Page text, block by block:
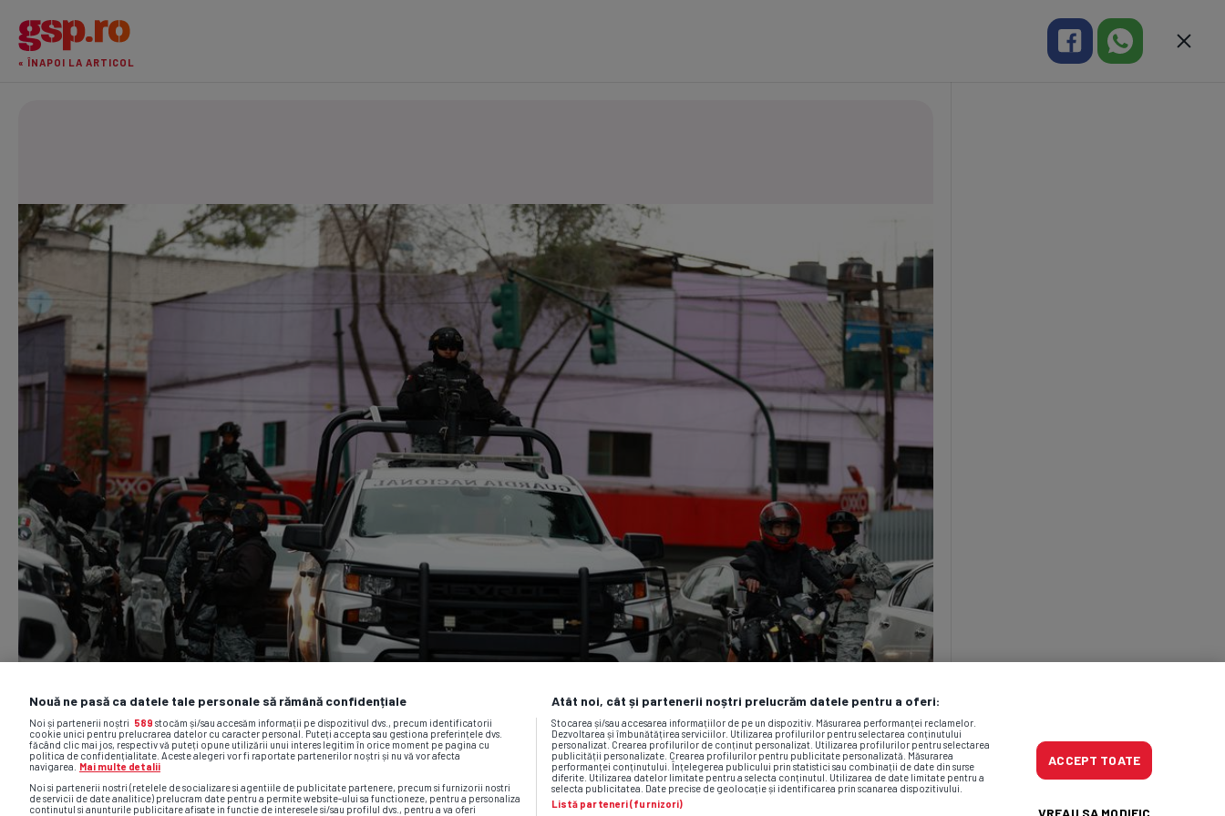
« ÎNAPOI LA ARTICOL
Nouă ne pasă ca datele tale personale să rămână confidențiale
Noi și partenerii noștri 589 stocăm și/sau accesăm informații pe dispozitivul dvs., precum identificatorii
cookie unici pentru prelucrarea datelor cu caracter personal. Puteți accepta sau gestiona preferințele dvs.
făcând clic mai jos, respectiv vă puteți opune utilizării unui interes legitim în orice moment pe pagina cu
politica de confidențialitate. Aceste alegeri vor fi raportate partenerilor noștri și nu vă vor afecta
navigarea.
Mai multe detalii
Noi si partenerii nostri (retelele de socializare si agentiile de publicitate partenere, precum si furnizorii nostri
de servicii de date analitice) prelucram date pentru a permite website-ului sa functioneze, pentru a personaliza
continutul si anunturile publicitare afisate in functie de interesele si/sau profilul dvs., pentru a va oferi
Atât noi, cât și partenerii noștri prelucrăm datele pentru a oferi:
Stocarea și/sau accesarea informațiilor de pe un dispozitiv. Măsurarea performanței reclamelor.
Dezvoltarea și îmbunătățirea serviciilor. Utilizarea profilurilor pentru selectarea conținutului
personalizat. Crearea profilurilor de conținut personalizat. Utilizarea profilurilor pentru selectarea
publicității personalizate. Crearea profilurilor pentru publicitate personalizată. Măsurarea
performanței conținutului. Înțelegerea publicului prin statistici sau combinații de date din surse
diferite. Utilizarea datelor limitate pentru a selecta conținutul. Utilizarea de date limitate pentru a
selecta publicitatea. Date precise de geolocație și identificarea prin scanarea dispozitivului.
Listă parteneri (furnizori)
ACCEPT TOATE
VREAU SA MODIFIC